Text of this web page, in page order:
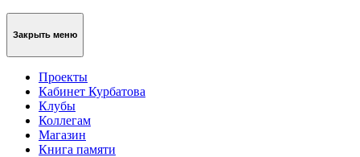
Закрыть меню
Проекты
Кабинет Курбатова
Клубы
Коллегам
Магазин
Книга памяти